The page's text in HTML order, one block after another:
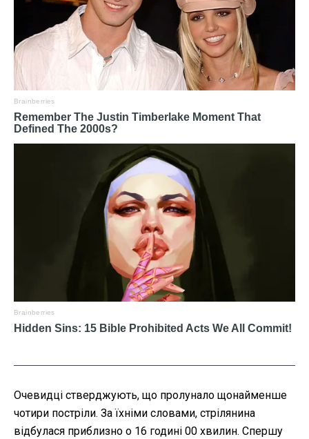
Очевидці стверджують, що пролунало щонайменше
чотири постріли. За їхніми словами, стрілянина
відбулася приблизно о 16 годині 00 хвилин. Спершу